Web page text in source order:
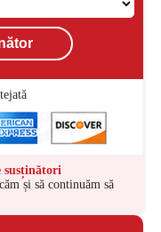
susținători
și să continuăm să